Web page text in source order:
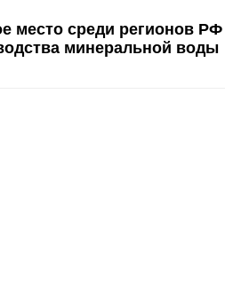
место среди регионов РФ
минеральной воды